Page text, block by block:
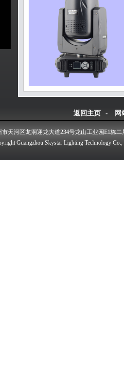
返回主页 - 网
天河区龙洞迎龙大道234号龙山工业园E1栋二
Guangzhou Skystar Lighting Technology